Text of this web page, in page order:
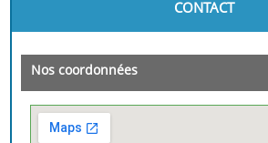
CONTACT
Nos coordonnées